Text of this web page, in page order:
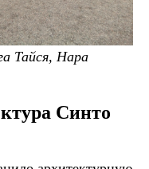
Тайся, Нара
Синто